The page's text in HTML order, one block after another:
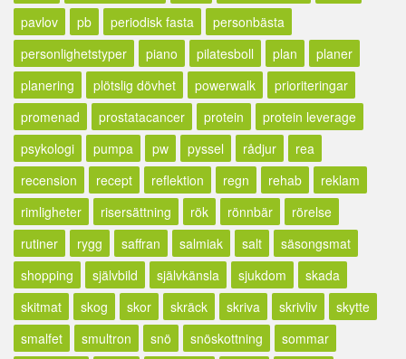
pavlov
pb periodisk fasta
personbästa
personlighetstyper
piano pilatesboll plan
planer
planering
plötslig dövhet powerwalk
prioriteringar
promenad
prostatacancer protein
protein leverage
psykologi
pumpa pw pyssel rådjur
rea
recension
recept reflektion regn rehab
reklam
rimligheter
risersättning rök rönnbär
rörelse
rutiner
rygg saffran salmiak salt
säsongsmat
shopping
självbild självkänsla sjukdom
skada
skitmat
skog skor skräck skriva skrivliv
skytte
smalfet
smultron snö snöskottning
sommar